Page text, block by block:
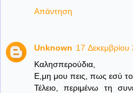
Απάντηση
Unknown 17 Δεκεμβρίου
Kαλησπερούδια,
Ε,μη μου πεις, πως εσύ
Τέλειο, περιμένω τη